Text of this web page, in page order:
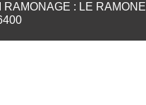
RAMONAGE : LE